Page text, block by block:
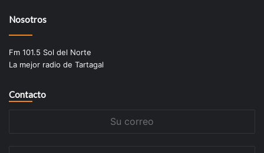
Nosotros
Fm 101.5 Sol del Norte
La mejor radio de Tartagal
Contacto